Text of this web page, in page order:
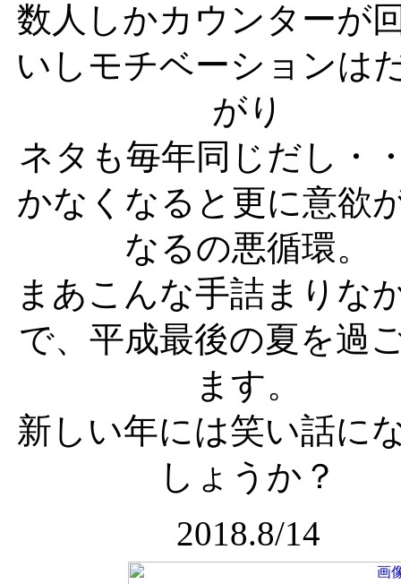
数人しかカウンターが
いしモチベーションは
がり
ネタも毎年同じだし・
かなくなると更に意欲
なるの悪循環。
まあこんな手詰まりな
で、平成最後の夏を過
ます。
新しい年には笑い話に
しょうか？
2018.8/14